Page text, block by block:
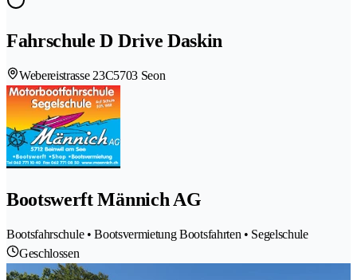
Fahrschule D Drive Daskin
Webereistrasse 23C5703 Seon
Bootswerft Männich AG
Bootsfahrschule • Bootsvermietung Bootsfahrten • Segelschule
Geschlossen